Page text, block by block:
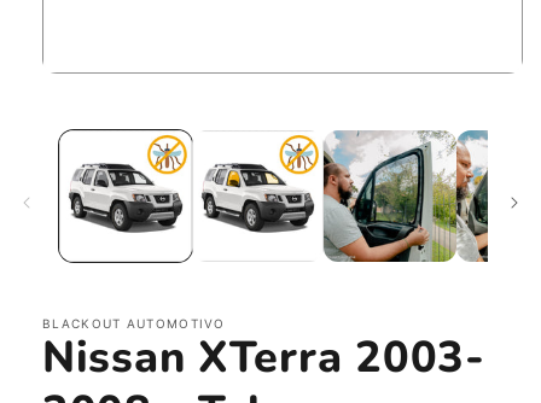
modal
BLACKOUT AUTOMOTIVO
Nissan XTerra 2003-